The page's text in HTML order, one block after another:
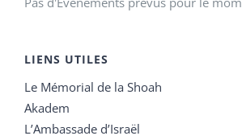
LIENS UTILES
Le Mémorial de la Shoah
Akadem
L’Ambassade d’Israël